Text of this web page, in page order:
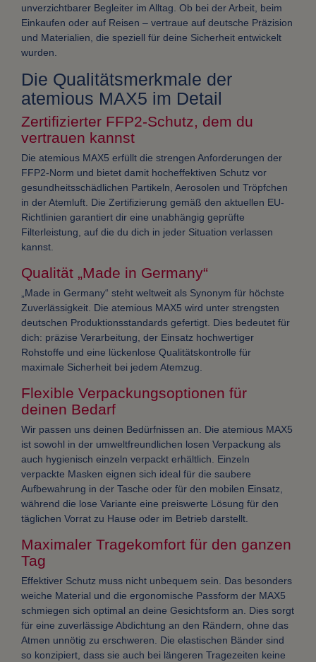
unverzichtbarer Begleiter im Alltag. Ob bei der Arbeit, beim
Einkaufen oder auf Reisen – vertraue auf deutsche Präzision
und Materialien, die speziell für deine Sicherheit entwickelt
wurden.
Die Qualitätsmerkmale der
atemious MAX5 im Detail
Zertifizierter FFP2-Schutz, dem du
vertrauen kannst
Die atemious MAX5 erfüllt die strengen Anforderungen der
FFP2-Norm und bietet damit hocheffektiven Schutz vor
gesundheitsschädlichen Partikeln, Aerosolen und Tröpfchen
in der Atemluft. Die Zertifizierung gemäß den aktuellen EU-
Richtlinien garantiert dir eine unabhängig geprüfte
Filterleistung, auf die du dich in jeder Situation verlassen
kannst.
Qualität „Made in Germany“
„Made in Germany“ steht weltweit als Synonym für höchste
Zuverlässigkeit. Die atemious MAX5 wird unter strengsten
deutschen Produktionsstandards gefertigt. Dies bedeutet für
dich: präzise Verarbeitung, der Einsatz hochwertiger
Rohstoffe und eine lückenlose Qualitätskontrolle für
maximale Sicherheit bei jedem Atemzug.
Flexible Verpackungsoptionen für
deinen Bedarf
Wir passen uns deinen Bedürfnissen an. Die atemious MAX5
ist sowohl in der umweltfreundlichen losen Verpackung als
auch hygienisch einzeln verpackt erhältlich. Einzeln
verpackte Masken eignen sich ideal für die saubere
Aufbewahrung in der Tasche oder für den mobilen Einsatz,
während die lose Variante eine preiswerte Lösung für den
täglichen Vorrat zu Hause oder im Betrieb darstellt.
Maximaler Tragekomfort für den ganzen
Tag
Effektiver Schutz muss nicht unbequem sein. Das besonders
weiche Material und die ergonomische Passform der MAX5
schmiegen sich optimal an deine Gesichtsform an. Dies sorgt
für eine zuverlässige Abdichtung an den Rändern, ohne das
Atmen unnötig zu erschweren. Die elastischen Bänder sind
so konzipiert, dass sie auch bei längeren Tragezeiten keine